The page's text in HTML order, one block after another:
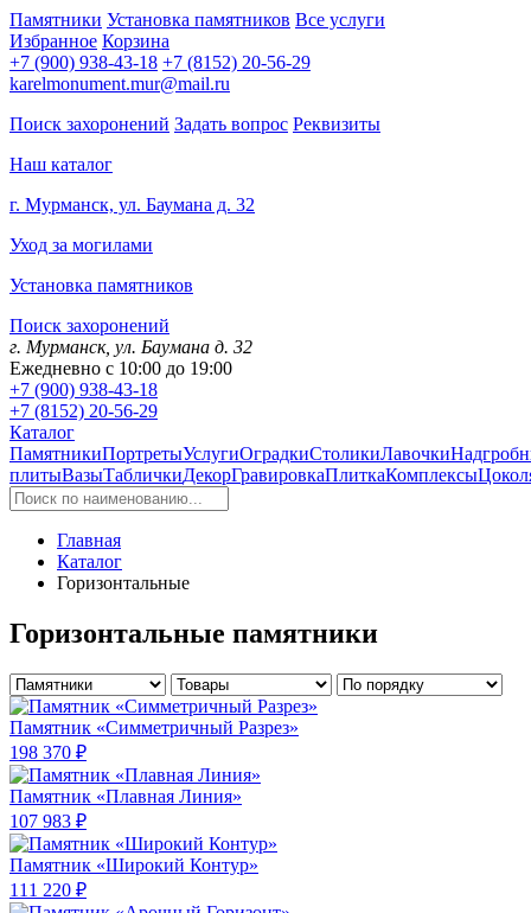
Памятники Установка памятников Все услуги
Избранное Корзина
+7 (900) 938-43-18 +7 (8152) 20-56-29
karelmonument.mur@mail.ru
Поиск захоронений Задать вопрос Реквизиты
Наш каталог
г. Мурманск, ул. Баумана д. 32
Уход за могилами
Установка памятников
Поиск захоронений
г. Мурманск, ул. Баумана д. 32
Ежедневно с 10:00 до 19:00
+7 (900) 938-43-18
+7 (8152) 20-56-29
Каталог
ПамятникиПортретыУслугиОградкиСтоликиЛавочки
плитыВазыТабличкиДекорГравировкаПлиткаКомплексы
Главная
Каталог
Горизонтальные
Горизонтальные памятники
Памятник «Симметричный Разрез»
198 370 ₽
Памятник «Плавная Линия»
107 983 ₽
Памятник «Широкий Контур»
111 220 ₽